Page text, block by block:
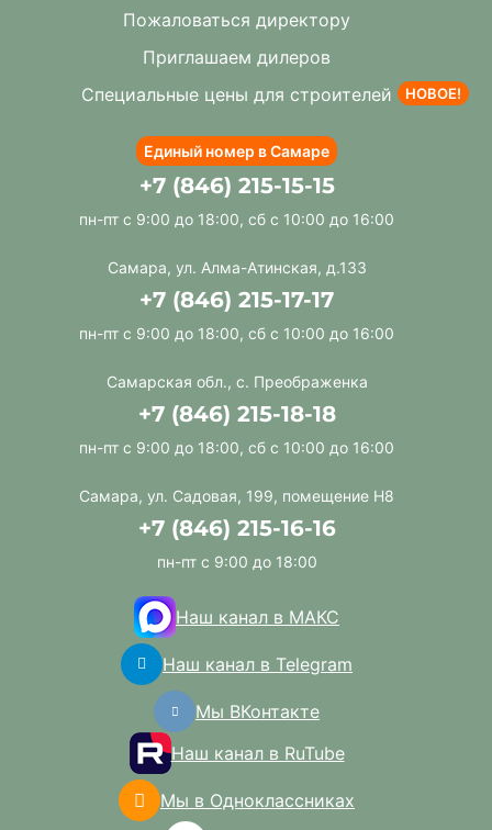
Пожаловаться директору
Приглашаем дилеров
Специальные цены для строителей
НОВОЕ!
Единый номер в Самаре
+7 (846) 215-15-15
пн-пт с 9:00 до 18:00, сб с 10:00 до 16:00
Самара, ул. Алма-Атинская, д.133
+7 (846) 215-17-17
пн-пт с 9:00 до 18:00, сб с 10:00 до 16:00
Самарская обл., с. Преображенка
+7 (846) 215-18-18
пн-пт с 9:00 до 18:00, сб с 10:00 до 16:00
Самара, ул. Садовая, 199, помещение Н8
+7 (846) 215-16-16
пн-пт с 9:00 до 18:00
Наш канал в МАКС
Наш канал в Telegram
Мы ВКонтакте
Наш канал в RuTube
Мы в Одноклассниках